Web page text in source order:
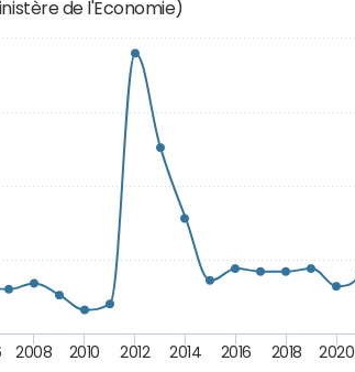
de l'Economie)
2008 2010 2012 2014 2016 2018 2020